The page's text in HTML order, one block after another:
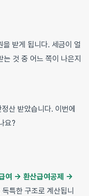
받게 됩니다. 세금이 얼
것 중 어느 쪽이 나은지
산 받았습니다. 이번에
요?
여 → 환산급여공제 →
독특한 구조로 계산됩니